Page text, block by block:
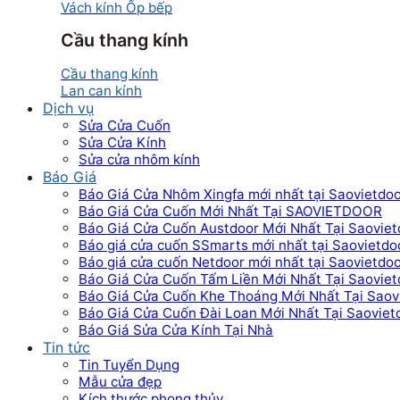
Vách kính Ốp bếp
Cầu thang kính
Cầu thang kính
Lan can kính
Dịch vụ
Sửa Cửa Cuốn
Sửa Cửa Kính
Sửa cửa nhôm kính
Báo Giá
Báo Giá Cửa Nhôm Xingfa mới nhất tại
Báo Giá Cửa Cuốn Mới Nhất Tại SAOVIETDOOR
Báo Giá Cửa Cuốn Austdoor Mới Nhất Tại
Báo giá cửa cuốn SSmarts mới nhất tại
Báo giá cửa cuốn Netdoor mới nhất tại
Báo Giá Cửa Cuốn Tấm Liền Mới Nhất Tại
Báo Giá Cửa Cuốn Khe Thoáng Mới Nhất Tại
Báo Giá Cửa Cuốn Đài Loan Mới Nhất Tại
Báo Giá Sửa Cửa Kính Tại Nhà
Tin tức
Tin Tuyển Dụng
Mẫu cửa đẹp